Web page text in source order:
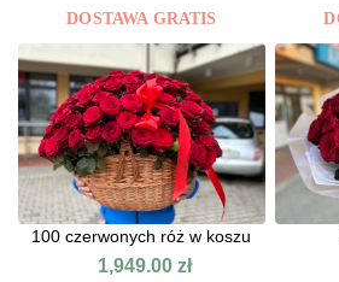
DOSTAWA GRATIS
100 czerwonych róż w koszu
1,949.00zł